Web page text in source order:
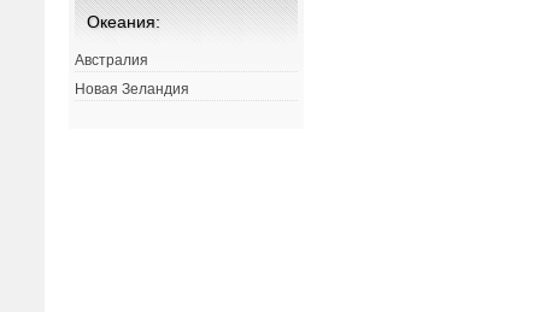
Океания:
Австралия
Новая Зеландия